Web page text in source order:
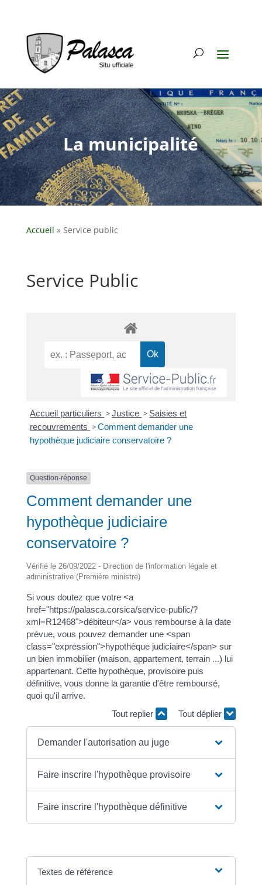
La municipalité
Accueil » Service public
Service Public
Accueil particuliers >Justice > Saisies et
recouvrements >Comment demander une
hypothèque judiciaire conservatoire ?
Question-réponse
Comment demander une
hypothèque judiciaire
conservatoire ?
Vérifié le 26/09/2022 - Direction de l'information légale et
administrative (Première ministre)
Si vous doutez que votre <a
href="https://palasca.corsica/service-public/?
xml=R12468">débiteur</a> vous rembourse à la date
prévue, vous pouvez demander une <span
class="expression">hypothèque judiciaire</span> sur
un bien immobilier (maison, appartement, terrain ...) lui
appartenant. Cette hypothèque, provisoire puis
définitive, vous donne la garantie d'être remboursé,
quoi qu'il arrive.
Tout replier
Tout déplier
Demander l'autorisation au juge
Faire inscrire l'hypothèque provisoire
Faire inscrire l'hypothèque définitive
Textes de référence